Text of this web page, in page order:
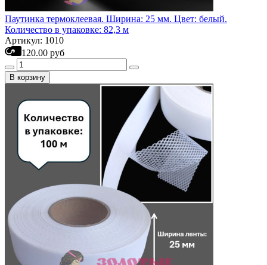
Паутинка термоклеевая. Ширина: 25 мм. Цвет: белый.
Количество в упаковке: 82,3 м
Артикул: 1010
120.00 руб
В корзину